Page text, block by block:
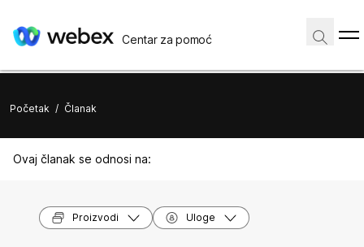
Centar za pomoć
Početak / Članak
Ovaj članak se odnosi na:
Proizvodi Uloge